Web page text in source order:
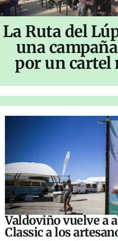
La Ruta del
una
por un cartel
Valdoviño vuelve a
Classic a los